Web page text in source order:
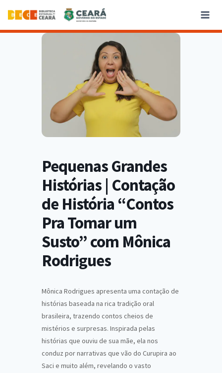
Pequenas Grandes
Histórias | Contação
de História “Contos
Pra Tomar um
Susto” com Mônica
Rodrigues
Mônica Rodrigues apresenta uma contação de
histórias baseada na rica tradição oral
brasileira, trazendo contos cheios de
mistérios e surpresas. Inspirada pelas
histórias que ouviu de sua mãe, ela nos
conduz por narrativas que vão do Curupira ao
Saci e muito além, revelando o vasto